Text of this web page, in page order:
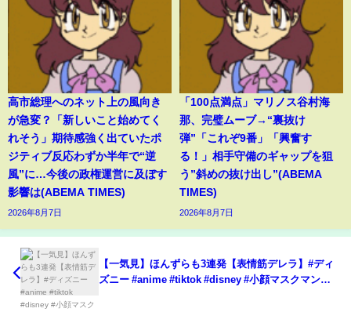
高市総理へのネット上の風向き
が急変？「新しいこと始めてく
れそう」期待感強く出ていたポ
ジティブ反応わずか半年で“逆
風”に…今後の政権運営に及ぼす
影響は(ABEMA TIMES)
2026年8月7日
「100点満点」マリノス谷村海
那、完璧ムーブ→“裏抜け
弾”「これぞ9番」「興奮す
る！」相手守備のギャップを狙
う”斜めの抜け出し”(ABEMA
TIMES)
2026年8月7日
【一気見】ほんずらも3連発【表情筋デレラ】#ディ
ズニー #anime #tiktok #disney #小顔マスクマンマ